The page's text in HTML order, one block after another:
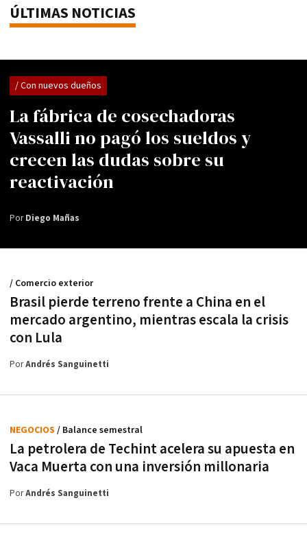
ÚLTIMAS NOTICIAS
La fábrica de cosechadoras
Vassalli no pagó los sueldos y
crecen las dudas sobre su
reactivación
/ Con nuevos dueños
PorDiego Mañas
Brasil pierde terreno frente a China en el
mercado argentino, mientras escala la crisis
con Lula
/ Comercio exterior
PorAndrés Sanguinetti
La petrolera de Techint acelera su apuesta en
Vaca Muerta con una inversión millonaria
NEGOCIOS / Balance semestral
PorAndrés Sanguinetti